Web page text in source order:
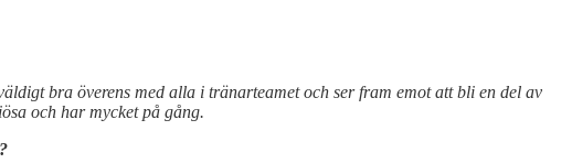
bra överens med alla i tränarteamet och ser fram emot att bli en del av
och har mycket på gång.